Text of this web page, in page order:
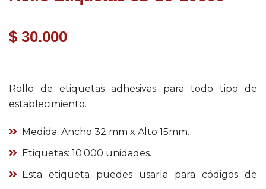
$ 30.000
Rollo de etiquetas adhesivas para todo tipo de
establecimiento.
Medida: Ancho 32 mm x Alto 15mm.
Etiquetas: 10.000 unidades.
Esta etiqueta puedes usarla para códigos de